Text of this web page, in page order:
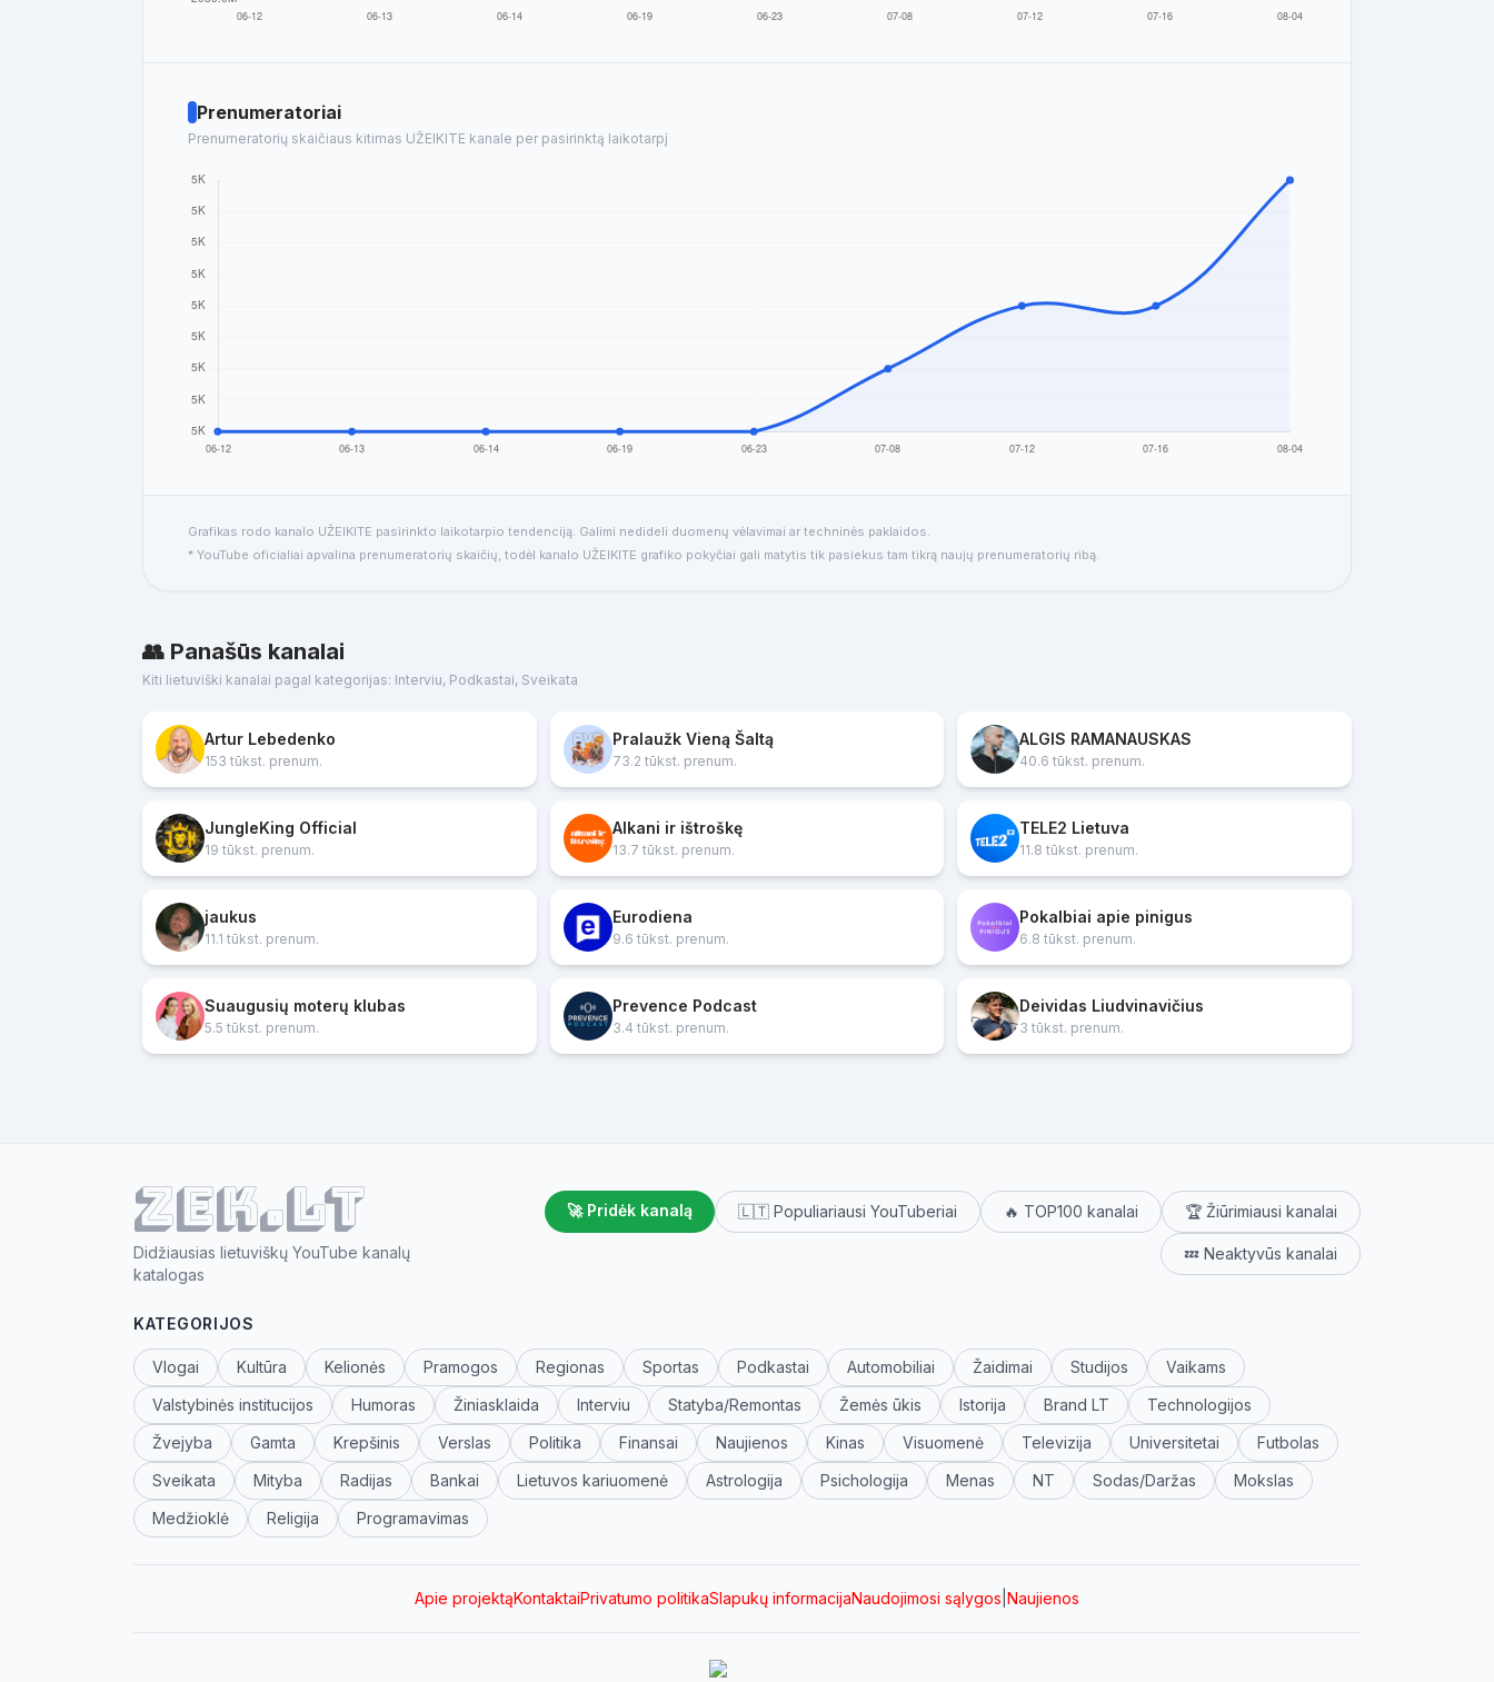
Prenumeratoriai
Prenumeratorių skaičiaus kitimas UŽEIKITE kanale per pasirinktą laikotarpį
Grafikas rodo kanalo UŽEIKITE pasirinkto laikotarpio tendenciją. Galimi nedideli duomenų vėlavimai ar techninės paklaidos.
* YouTube oficialiai apvalina prenumeratorių skaičių, todėl kanalo UŽEIKITE grafiko pokyčiai gali matytis tik pasiekus tam tikrą naujų prenumeratorių ribą.
👥 Panašūs kanalai
Kiti lietuviški kanalai pagal kategorijas: Interviu, Podkastai, Sveikata
Artur Lebedenko
153 tūkst. prenum.
Pralaužk Vieną Šaltą
73.2 tūkst. prenum.
ALGIS RAMANAUSKAS
40.6 tūkst. prenum.
JungleKing Official
19 tūkst. prenum.
Alkani ir ištroškę
13.7 tūkst. prenum.
TELE2 Lietuva
11.8 tūkst. prenum.
jaukus
11.1 tūkst. prenum.
Eurodiena
9.6 tūkst. prenum.
Pokalbiai apie pinigus
6.8 tūkst. prenum.
Suaugusių moterų klubas
5.5 tūkst. prenum.
Prevence Podcast
3.4 tūkst. prenum.
Deividas Liudvinavičius
3 tūkst. prenum.
ZEK.lt
Didžiausias lietuviškų YouTube kanalų
katalogas
🚀 Pridėk kanalą 🇱🇹 Populiariausi YouTuberiai 🔥 TOP100 kanalai 🏆 Žiūrimiausi kanalai
💤 Neaktyvūs kanalai
KATEGORIJOS
Vlogai Kultūra Kelionės Pramogos Regionas Sportas Podkastai Automobiliai Žaidimai Studijos
Vaikams
Valstybinės institucijos
Humoras Žiniasklaida Interviu Statyba/Remontas Žemės ūkis Istorija Brand LT
Technologijos
Žvejyba
Gamta Krepšinis Verslas Politika Finansai Naujienos Kinas Visuomenė Televizija Universitetai
Futbolas
Sveikata
Mityba Radijas Bankai Lietuvos kariuomenė Astrologija Psichologija Menas NT Sodas/Daržas
Mokslas
Medžioklė
Religija Programavimas
Apie projektąKontaktaiPrivatumo politikaSlapukų informacijaNaudojimosi sąlygos Naujienos